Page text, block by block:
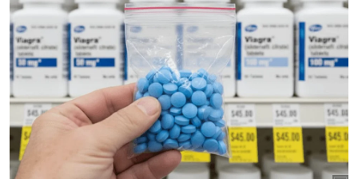
maut kereta masuk gaung, pemandu
Mercedes Benz ditahan
Nahas empat sekeluarga maut berpunca
dua kereta mewah pandu laju, melulu - Polis
Kemalangan maut Simpang Renggam:
Jenazah empat sekeluarga dikebumi satu
liang lahad